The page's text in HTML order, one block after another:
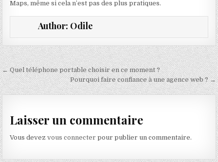
Maps, même si cela n’est pas des plus pratiques.
Author: Odile
Navigation de l’article
← Quel téléphone portable choisir en ce moment ?
Pourquoi faire confiance à une agence web ? →
Laisser un commentaire
Vous devezvous connecter pour publier un commentaire.